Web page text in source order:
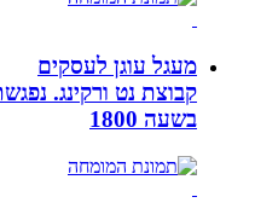
מעגל עוגן לעסקים
קבוצת נט ורקינג. נפגשת
בשעה 1800